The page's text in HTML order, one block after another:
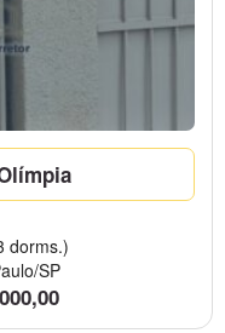
dorms.)
SP